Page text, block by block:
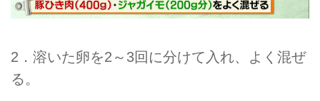
2．溶いた卵を2～3回に分けて入れ、よく混ぜ
る。